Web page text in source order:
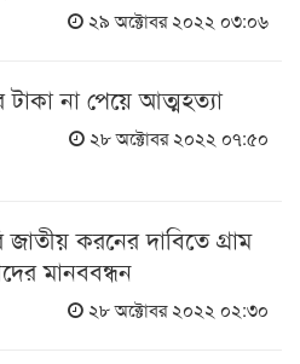
২৯ অক্টোবর ২০২২ ০৩:০৬
টাকা না পেয়ে আত্মহত্যা
২৮ অক্টোবর ২০২২ ০৭:৫০
জাতীয় করনের দাবিতে গ্রাম
মানববন্ধন
২৮ অক্টোবর ২০২২ ০২:৩০